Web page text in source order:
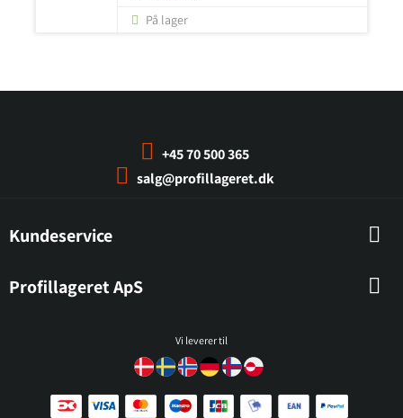
På lager
+45 70 500 365
salg@profillageret.dk
Kundeservice
Profillageret ApS
Vi leverer til